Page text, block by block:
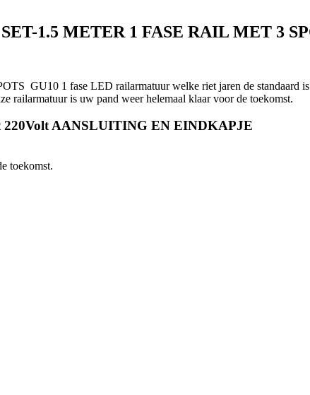
1.5 METER 1 FASE RAIL MET 3
GU10 1 fase LED railarmatuur welke riet jaren de standaard
railarmatuur is uw pand weer helemaal klaar voor de toekomst.
220Volt AANSLUITING EN EINDKAPJE
toekomst.